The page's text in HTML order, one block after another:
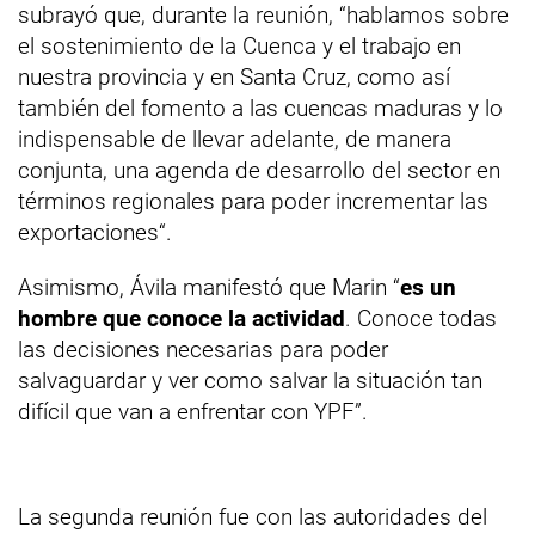
subrayó que, durante la reunión, “hablamos sobre
el sostenimiento de la Cuenca y el trabajo en
nuestra provincia y en Santa Cruz, como así
también del fomento a las cuencas maduras y lo
indispensable de llevar adelante, de manera
conjunta, una agenda de desarrollo del sector en
términos regionales para poder incrementar las
exportaciones“.
Asimismo, Ávila manifestó que Marin “es un
hombre que conoce la actividad. Conoce todas
las decisiones necesarias para poder
salvaguardar y ver como salvar la situación tan
difícil que van a enfrentar con YPF”.
La segunda reunión fue con las autoridades del